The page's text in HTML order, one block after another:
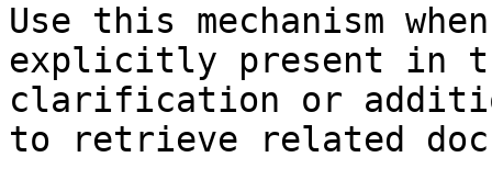
Use this mechanism
explicitly present in
clarification or